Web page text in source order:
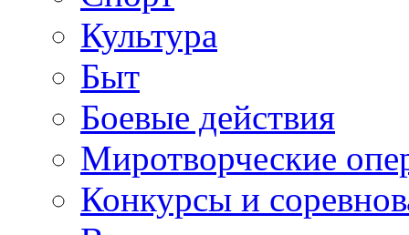
Культура
Быт
Боевые действия
Миротворческие
Конкурсы и